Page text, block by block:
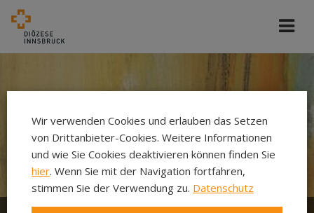
Wir verwenden Cookies und erlauben das Setzen
von Drittanbieter-Cookies. Weitere Informationen
und wie Sie Cookies deaktivieren können finden Sie
hier. Wenn Sie mit der Navigation fortfahren,
stimmen Sie der Verwendung zu. Datenschutz